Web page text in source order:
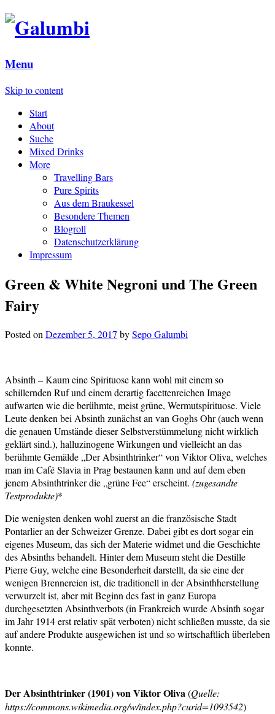
Menu
Skip to content
Start
About
Suche
Mixed Drinks
More
Travelling Bars
Pure Spirits
Aus dem Braukessel
Besondere Themen
Blogroll
Datenschutzerklärung
Impressum
Green & White Negroni und The Green
Fairy
Posted onDezember 5, 2017 bySepo Galumbi
Absinth – Kaum eine Spirituose kann wohl mit einem so
schillernden Ruf und einem derartig facettenreichen Image
aufwarten wie die berühmte, meist grüne, Wermutspirituose. Viele
Leute denken bei Absinth zunächst an van Goghs Ohr (auch wenn
die genauen Umstände dieser Selbstverstümmelung nicht wirklich
geklärt sind.), halluzinogene Wirkungen und vielleicht an das
berühmte Gemälde „Der Absinthtrinker“ von Viktor Oliva, welches
man im Café Slavia in Prag bestaunen kann und auf dem eben
jenem Absinthtrinker die „grüne Fee“ erscheint. (zugesandte
Testprodukte)*
Die wenigsten denken wohl zuerst an die französische Stadt
Pontarlier an der Schweizer Grenze. Dabei gibt es dort sogar ein
eigenes Museum, das sich der Materie widmet und die Geschichte
des Absinths behandelt. Hinter dem Museum steht die Destille
Pierre Guy, welche eine Besonderheit darstellt, da sie eine der
wenigen Brennereien ist, die traditionell in der Absinthherstellung
verwurzelt ist, aber mit Beginn des fast in ganz Europa
durchgesetzten Absinthverbots (in Frankreich wurde Absinth sogar
im Jahr 1914 erst relativ spät verboten) nicht schließen musste, da sie
auf andere Produkte ausgewichen ist und so wirtschaftlich überleben
konnte.
Der Absinthtrinker (1901) von Viktor Oliva(Quelle:
https://commons.wikimedia.org/w/index.php?curid=1093542)